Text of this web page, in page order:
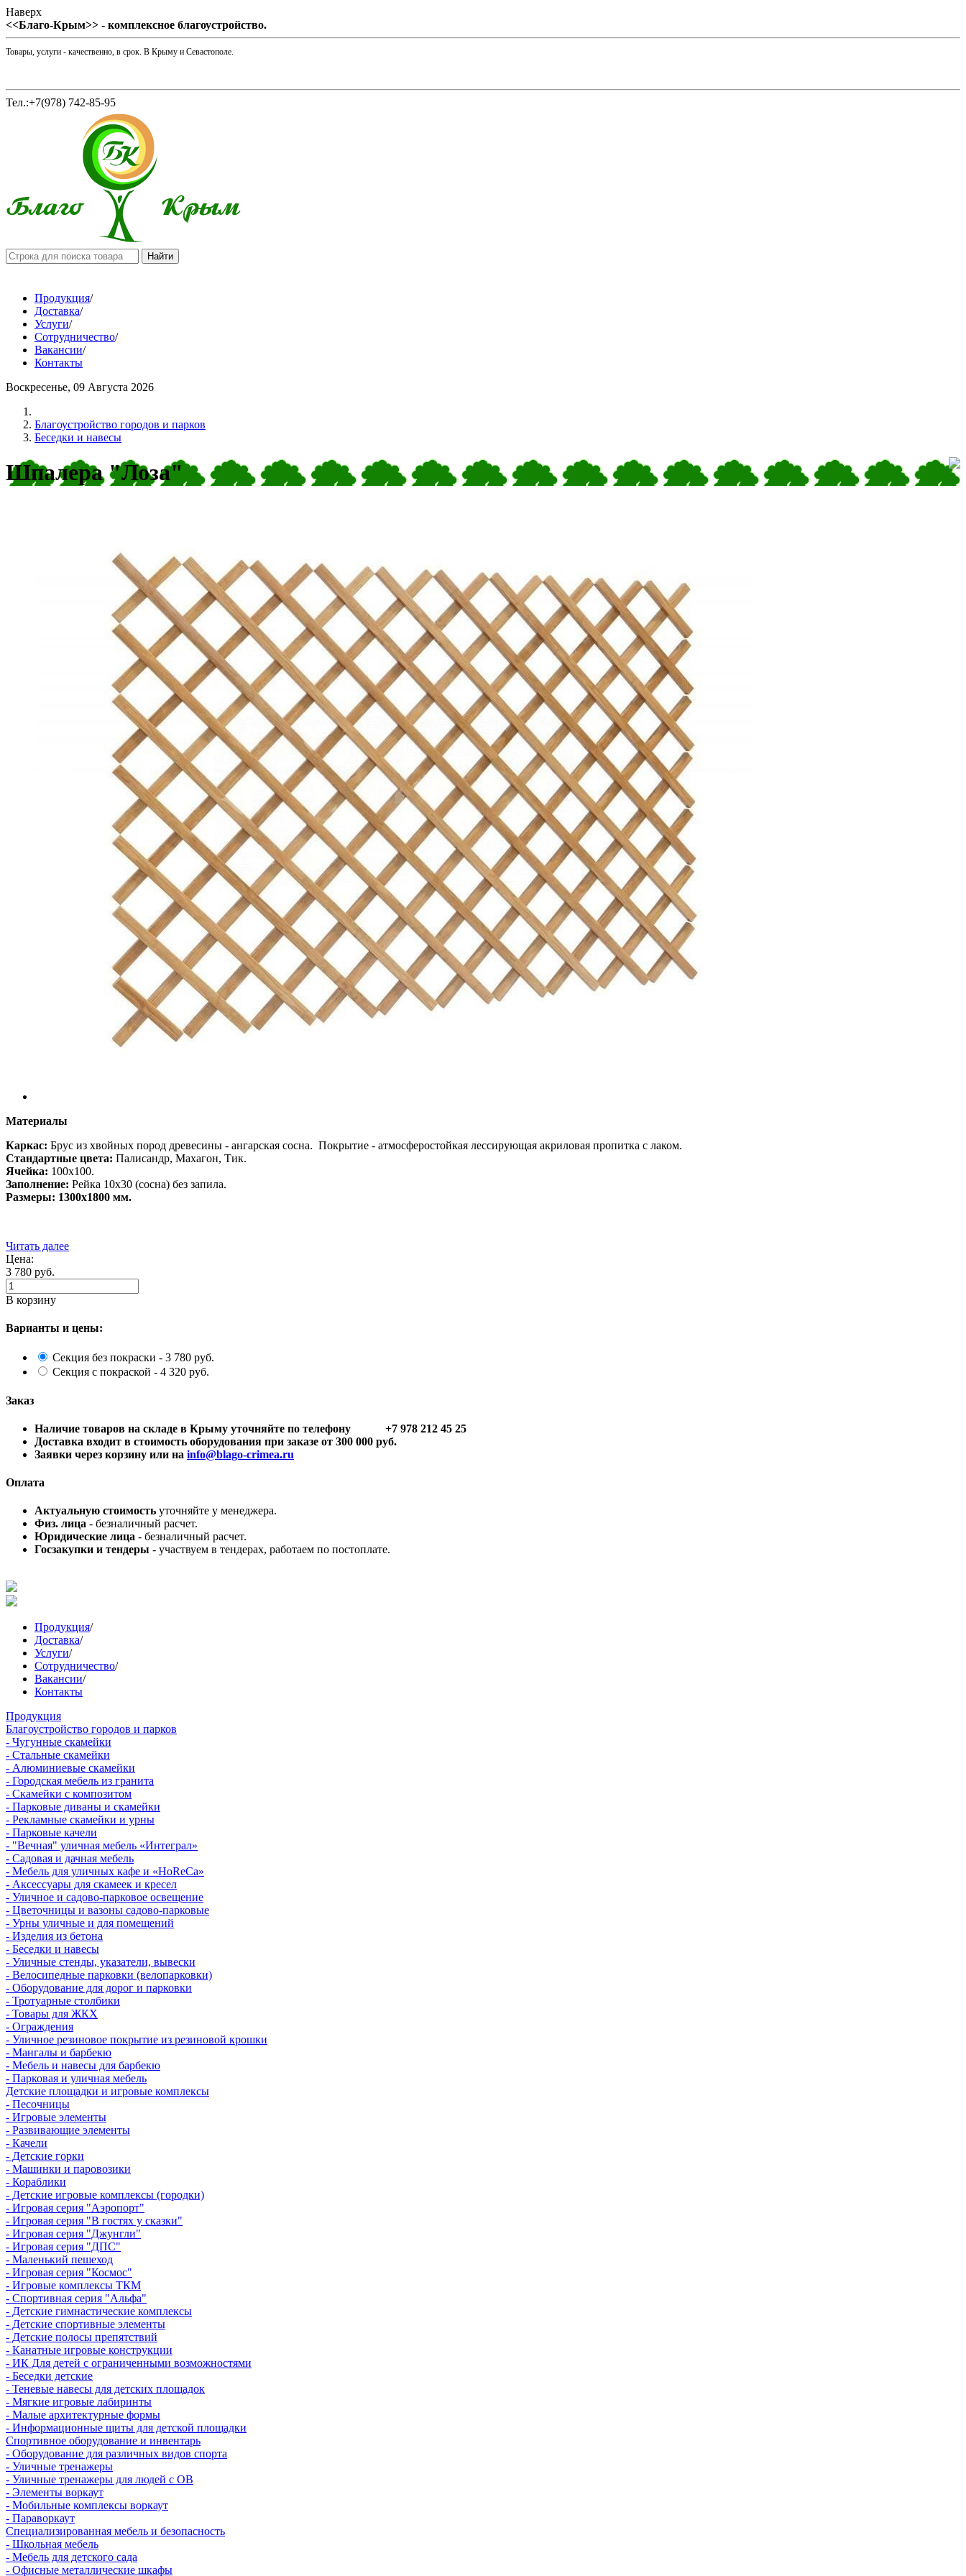
Наверх
<<Благо-Крым>> - комплексное благоустройство.
Товары, услуги - качественно, в срок. В Крыму и Севастополе.
Тел.:+7(978) 742-85-95
Продукция/
Доставка/
Услуги/
Сотрудничество/
Вакансии/
Контакты
Воскресенье, 09 Августа 2026
Благоустройство городов и парков
Беседки и навесы
Шпалера "Лоза"
Материалы
Каркас: Брус из хвойных пород древесины - ангарская сосна. Покрытие - атмосферостойкая лессирующая акриловая пропитка с лаком.
Стандартные цвета: Палисандр, Махагон, Тик.
Ячейка: 100х100.
Заполнение: Рейка 10х30 (сосна) без запила.
Размеры: 1300х1800 мм.
Читать далее
Цена:
3 780 руб.
В корзину
Варианты и цены:
Секция без покраски - 3 780 руб.
Секция с покраской - 4 320 руб.
Заказ
Наличие товаров на складе в Крыму уточняйте по телефону +7 978 212 45 25
Доставка входит в стоимость оборудования при заказе от 300 000 руб.
Заявки через корзину или на info@blago-crimea.ru
Оплата
Актуальную стоимость уточняйте у менеджера.
Физ. лица - безналичный расчет.
Юридические лица - безналичный расчет.
Госзакупки и тендеры - участвуем в тендерах, работаем по постоплате.
Продукция/
Доставка/
Услуги/
Сотрудничество/
Вакансии/
Контакты
Продукция
Благоустройство городов и парков
- Чугунные скамейки
- Стальные скамейки
- Алюминиевые скамейки
- Городская мебель из гранита
- Скамейки с композитом
- Парковые диваны и скамейки
- Рекламные скамейки и урны
- Парковые качели
- "Вечная" уличная мебель «Интеграл»
- Садовая и дачная мебель
- Мебель для уличных кафе и «HoReCa»
- Аксессуары для скамеек и кресел
- Уличное и садово-парковое освещение
- Цветочницы и вазоны садово-парковые
- Урны уличные и для помещений
- Изделия из бетона
- Беседки и навесы
- Уличные стенды, указатели, вывески
- Велосипедные парковки (велопарковки)
- Оборудование для дорог и парковки
- Тротуарные столбики
- Товары для ЖКХ
- Ограждения
- Уличное резиновое покрытие из резиновой крошки
- Мангалы и барбекю
- Мебель и навесы для барбекю
- Парковая и уличная мебель
Детские площадки и игровые комплексы
- Песочницы
- Игровые элементы
- Развивающие элементы
- Качели
- Детские горки
- Машинки и паровозики
- Кораблики
- Детские игровые комплексы (городки)
- Игровая серия "Аэропорт"
- Игровая серия "В гостях у сказки"
- Игровая серия "Джунгли"
- Игровая серия "ДПС"
- Маленький пешеход
- Игровая серия "Космос"
- Игровые комплексы ТКМ
- Спортивная серия "Альфа"
- Детские гимнастические комплексы
- Детские спортивные элементы
- Детские полосы препятствий
- Канатные игровые конструкции
- ИК Для детей с ограниченными возможностями
- Беседки детские
- Теневые навесы для детских площадок
- Мягкие игровые лабиринты
- Малые архитектурные формы
- Информационные щиты для детской площадки
Спортивное оборудование и инвентарь
- Оборудование для различных видов спорта
- Уличные тренажеры
- Уличные тренажеры для людей с ОВ
- Элементы воркаут
- Мобильные комплексы воркаут
- Параворкаут
Cпециализированная мебель и безопасность
- Школьная мебель
- Мебель для детского сада
- Офисные металлические шкафы